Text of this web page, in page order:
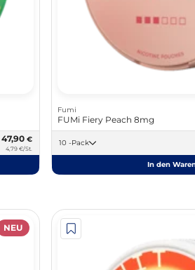
47,90€
4,79 €/St.
Fumi
FUMi Fiery Peach 8mg
10 -Pack
In den
NEU